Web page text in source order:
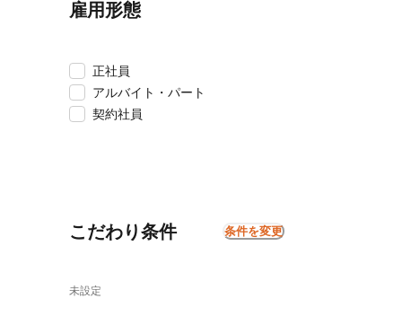
雇用形態
正社員
アルバイト・パート
契約社員
こだわり条件 条件を変更
未設定